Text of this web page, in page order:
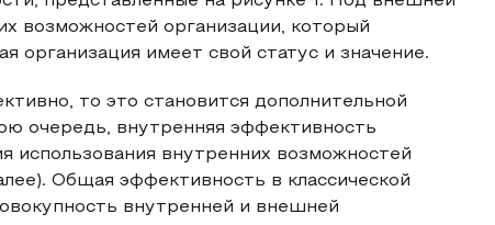
возможностей организации, который
организация имеет свой статус и значение.
то это становится дополнительной
очередь, внутренняя эффективность
использования внутренних возможностей
Общая эффективность в классической
внутренней и внешней